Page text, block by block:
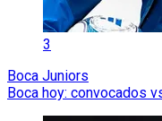
3
Boca Juniors
Boca hoy: convocados